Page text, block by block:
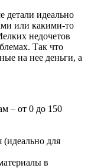
детали идеально
или какими-то
недочетов
Так что
на нее деньги, а
– от 0 до 150
(идеально для
в